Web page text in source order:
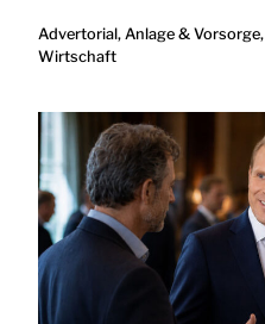
Advertorial, Anlage & Vorsorge,
Wirtschaft